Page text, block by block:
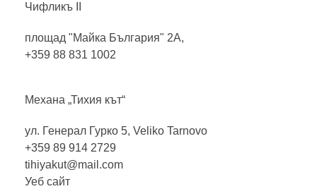
Чифликъ
площад "Майка България" 2А,
+359 88 831 1002
Механа „Тихия кът“
ул. Генерал Гурко 5, Veliko Tarnovo
+359 89 914 2729
tihiyakut@mail.com
Уеб сайт